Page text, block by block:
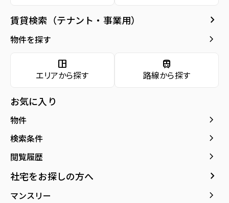
賃貸検索（テナント・事業用） keyboard_arrow_right
物件を探す keyboard_arrow_right
space_dashboard
エリアから探す
train
路線から探す
お気に入り
物件 keyboard_arrow_right
検索条件 keyboard_arrow_right
閲覧履歴 keyboard_arrow_right
社宅をお探しの方へ keyboard_arrow_right
マンスリー keyboard_arrow_right
地図・周辺環境 arrow_forward
ト)
アクセス
3分
仙石線/宮城野原駅 徒歩31分
所在地